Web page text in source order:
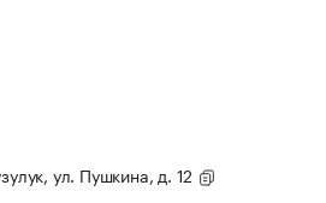
ул. Пушкина, д. 12